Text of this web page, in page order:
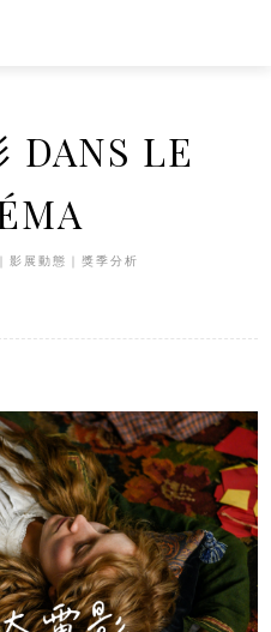
DANS LE
影展動態｜獎季分析